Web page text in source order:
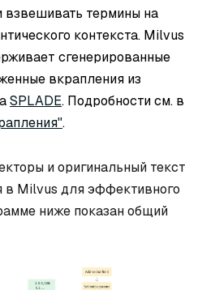
взвешивать термины на
контекста. Milvus
сгенерированные
вкрапления из
SPLADE. Подробности см. в
.
и оригинальный текст
в Milvus для эффективного
ниже показан общий